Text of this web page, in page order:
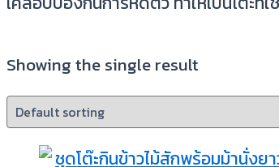
Showing the single result